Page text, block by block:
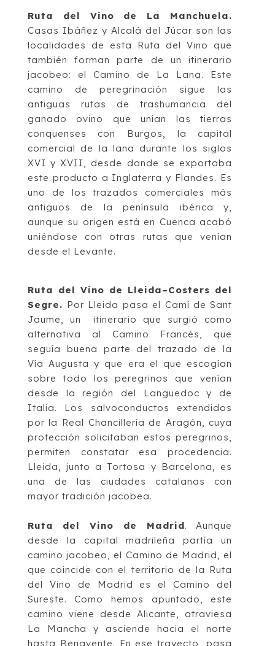
Ruta del Vino de La Manchuela.
Casas Ibáñez y Alcalá del Júcar son las
localidades de esta Ruta del Vino que
también forman parte de un itinerario
jacobeo: el Camino de La Lana. Este
camino de peregrinación sigue las
antiguas rutas de trashumancia del
ganado ovino que unían las tierras
conquenses con Burgos, la capital
comercial de la lana durante los siglos
XVI y XVII, desde donde se exportaba
este producto a Inglaterra y Flandes. Es
uno de los trazados comerciales más
antiguos de la península ibérica y,
aunque su origen está en Cuenca acabó
uniéndose con otras rutas que venían
desde el Levante.
Ruta del Vino de Lleida–Costers del
Segre. Por Lleida pasa el Camí de Sant
Jaume , un itinerario que surgió como
alternativa al Camino Francés, que
seguía buena parte del
trazado de la
Vía Augusta y que era el queescogían
sobre todo los peregrinos que venían
desde la región del Languedoc
y de
Italia. Los salvoconductos extendidos
porla Real Chancillería de Aragón, cuya
protección solicitaban estos peregrinos,
permiten constataresa procedencia.
Lleida, junto a Tortosa y Barcelona, es
una de las ciudades catalanas con
mayor tradición jacobea.
Ruta del Vino de Madrid. Aunque
desde la capital madrileña partía un
camino jacobeo, el Camino de Madrid, el
que coincide con el territorio de la Ruta
del Vino de Madrid es elCamino del
Sureste.Comohemos apuntado,este
camino viene desde Alicante, atraviesa
La Mancha y asciende hacia el norte
hasta Benavente. En ese trayecto, pasa